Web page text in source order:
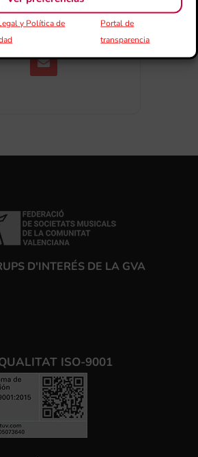
y Política de
Portal de
transparencia
D'INTERÉS DE LA GVA
ISO-9001